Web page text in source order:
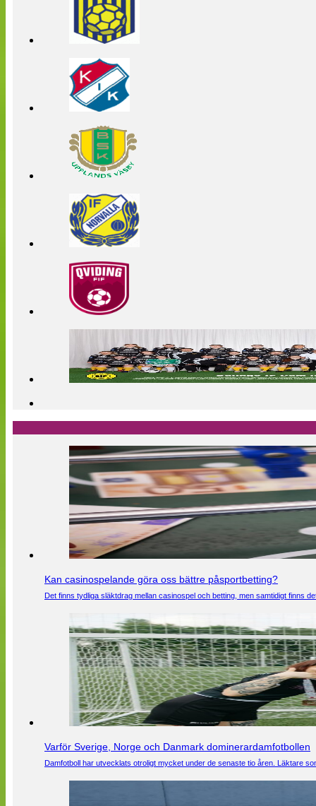
Kan casinospelande göra oss bättre påsportbetting?
Det finns tydliga släktdrag mellan casinospel och betting, men samtidigt finns
Varför Sverige, Norge och Danmark dominerardamfotbollen
Damfotboll har utvecklats otroligt mycket under de senaste tio åren. Läktare